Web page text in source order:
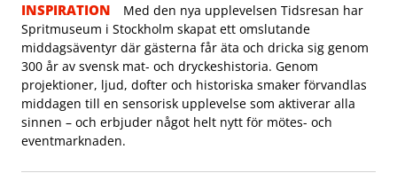
INSPIRATION
Med den nya upplevelsen Tidsresan har
Spritmuseum i Stockholm skapat ett omslutande
middagsäventyr där gästerna får äta och dricka sig genom
300 år av svensk mat- och dryckeshistoria. Genom
projektioner, ljud, dofter och historiska smaker förvandlas
middagen till en sensorisk upplevelse som aktiverar alla
sinnen – och erbjuder något helt nytt för mötes- och
eventmarknaden.